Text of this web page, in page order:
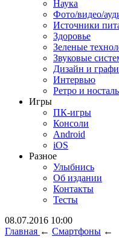
Наука
Фото/видео/
Источники
Здоровье
Зеленые
Звуковые
Дизайн и
Интервью
Ретро и
Игры
ПК-игры
Консоли
Android
iOS
Разное
Улыбнись
Об издании
Контакты
Тесты
08.07.2016 10:00
Главная ← Смартфоны ←